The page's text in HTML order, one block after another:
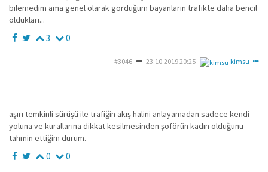
bilemedim ama genel olarak gördüğüm bayanların trafikte daha bencil
oldukları...
3 0
#3046 23.10.2019 20:25 kimsu
aşırı temkinli sürüşü ile trafiğin akış halini anlayamadan sadece kendi
yoluna ve kurallarına dikkat kesilmesinden şoförün kadın olduğunu
tahmin ettiğim durum.
0 0